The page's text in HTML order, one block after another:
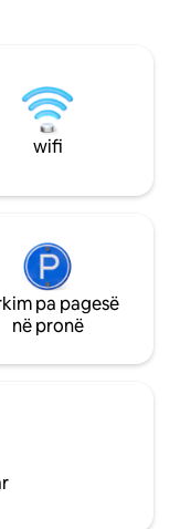
Tahoe për
sport në dërrasë. Pas derdhjes së
zemrës dhe
shpresojmë që
për ne!
wifi
pa pagesë
në pronë